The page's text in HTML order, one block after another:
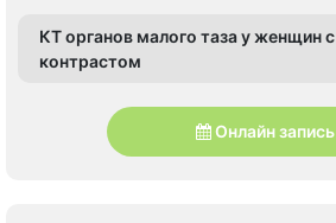
КТ органов малого таза у женщин с
контрастом
Онлайн запись